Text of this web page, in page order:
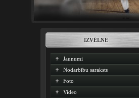
IZVĒLNE
Jaunumi
Nodarbību saraksts
Foto
Video